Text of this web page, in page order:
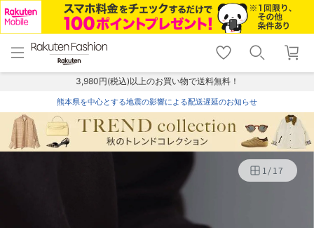
menu home
トップ
shopping_cart lock_outline
ログイン
3,980円(税込)以上のお買い物で送料無料！
熊本県を中心とする地震の影響による配送遅延のお知らせ
1/17